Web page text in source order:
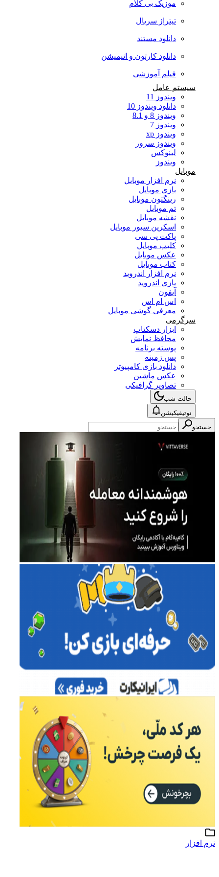
موزیک بی کلام
تیتراژ سریال
دانلود مستند
دانلود کارتون و انیمیشن
فیلم آموزشی
سیستم عامل
ویندوز 11
دانلود ویندوز 10
ویندوز 8 و 8.1
ویندوز 7
ویندوز xp
ویندوز سرور
لینوکس
ویندوز
موبایل
نرم افزار موبایل
بازی موبایل
رینگتون موبایل
تم موبایل
نقشه موبایل
اسکرین سیور موبایل
پاکت پی سی
کلیپ موبایل
عکس موبایل
کتاب موبایل
نرم افزار اندروید
بازی اندروید
آیفون
اس ام اس
معرفی گوشی موبایل
سرگرمی
ابزار دسکتاپ
محافظ نمایش
پوسته برنامه
پس زمینه
دانلود بازی کامپیوتر
عکس ماشین
تصاویر گرافیکی
حالت شب
نوتیفیکیشن
جستجو
نرم افزار